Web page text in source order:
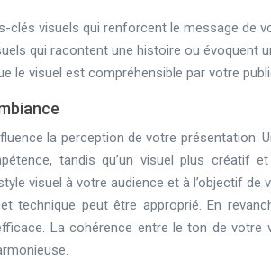
clés visuels qui renforcent le message de
qui racontent une histoire ou évoquent
le visuel est compréhensible par votre
la perception de votre présentation.
tandis qu’un visuel plus créatif
visuel à votre audience et à l’objectif de
technique peut être approprié. En
La cohérence entre le ton de